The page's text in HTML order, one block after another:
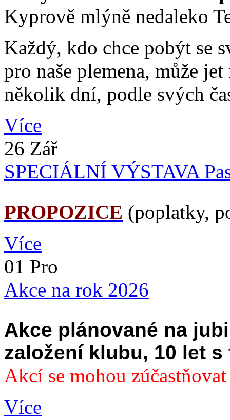
Kyprově mlýně nedaleko
Každý, kdo chce pobýt se
pro naše plemena, může
několik dní, podle svých
Více
26 Zář
SPECIÁLNÍ VÝSTAVA
PROPOZICE (poplatky,
Více
01 Pro
Akce na rok 2026
Akce plánované na
založení klubu, 10 let
Akcí se mohou
Více